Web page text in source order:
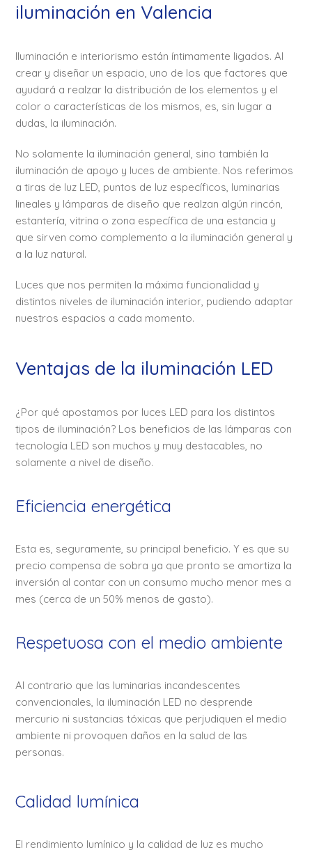
iluminación en Valencia
Iluminación e interiorismo están íntimamente ligados. Al
crear y diseñar un espacio, uno de los que factores que
ayudará a realzar la distribución de los elementos y el
color o características de los mismos, es, sin lugar a
dudas, la iluminación.
No solamente la iluminación general, sino también la
iluminación de apoyo y luces de ambiente. Nos referimos
a tiras de luz LED, puntos de luz específicos, luminarias
lineales y lámparas de diseño que realzan algún rincón,
estantería, vitrina o zona específica de una estancia y
que sirven como complemento a la iluminación general y
a la luz natural.
Luces que nos permiten la máxima funcionalidad y
distintos niveles de iluminación interior, pudiendo adaptar
nuestros espacios a cada momento.
Ventajas de la iluminación LED
¿Por qué apostamos por luces LED para los distintos
tipos de iluminación? Los beneficios de las lámparas con
tecnología LED son muchos y muy destacables, no
solamente a nivel de diseño.
Eficiencia energética
Esta es, seguramente, su principal beneficio. Y es que su
precio compensa de sobra ya que pronto se amortiza la
inversión al contar con un consumo mucho menor mes a
mes (cerca de un 50% menos de gasto).
Respetuosa con el medio ambiente
Al contrario que las luminarias incandescentes
convencionales, la iluminación LED no desprende
mercurio ni sustancias tóxicas que perjudiquen el medio
ambiente ni provoquen daños en la salud de las
personas.
Calidad lumínica
El rendimiento lumínico y la calidad de luz es mucho